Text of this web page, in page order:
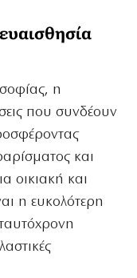
η
που συνδέουν
και
οικιακή και
η ευκολότερη